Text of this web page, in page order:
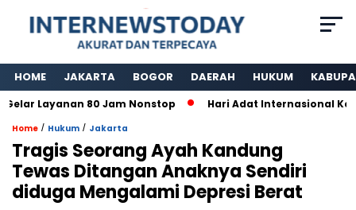
HOME JAKARTA BOGOR DAERAH HUKUM
Layanan 80 Jam Nonstop Hari Adat Internasional Ke 39
Home / Hukum / Jakarta
Tragis Seorang Ayah Kandung
Tewas Ditangan Anaknya Sendiri
diduga Mengalami Depresi Berat